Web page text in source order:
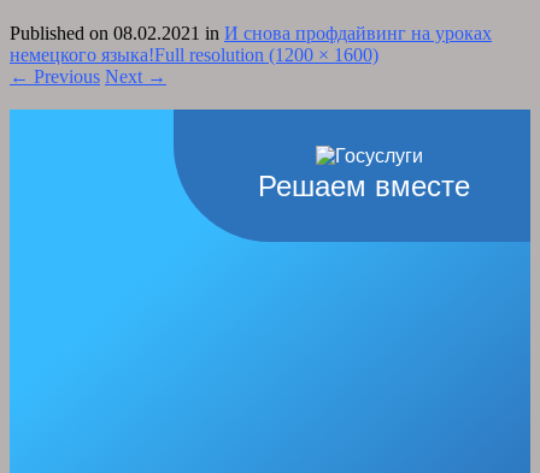
Published on 08.02.2021 in И снова профдайвинг на уроках
немецкого языка!Full resolution (1200 × 1600)
← Previous Next →
Решаем вместе